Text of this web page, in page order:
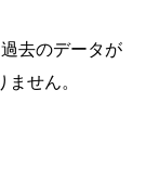
去のデータが
せん。